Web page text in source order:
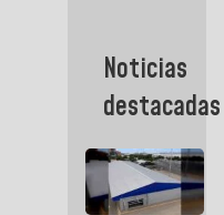
Noticias
destacadas